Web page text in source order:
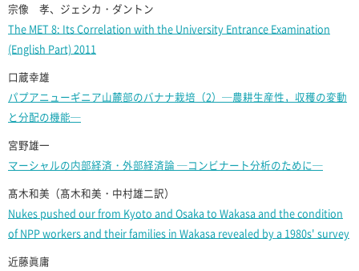
宗像 孝、ジェシカ・ダントン
The MET 8: Its Correlation with the University Entrance Examination
(English Part) 2011
口蔵幸雄
パプアニューギニア山麓部のバナナ栽培（2）─農耕生産性，収穫の変動
と分配の機能─
宮野雄一
マーシャルの内部経済・外部経済論 ─コンビナート分析のために─
髙木和美（髙木和美・中村雄二訳）
Nukes pushed our from Kyoto and Osaka to Wakasa and the condition
of NPP workers and their families in Wakasa revealed by a 1980s' survey
近藤眞庸